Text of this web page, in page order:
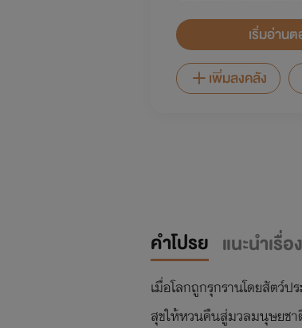
เริ่มอ่าน
เพิ่มลงคลัง
คำโปรย แนะนำเรื่อง
เมื่อโลกถูกรุกรานโดยสัตว์
สุขให้หวนคืนสู่มวลมนุษยชา